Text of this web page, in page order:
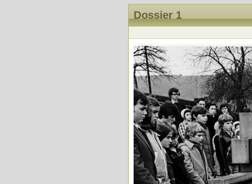
Dossier 1